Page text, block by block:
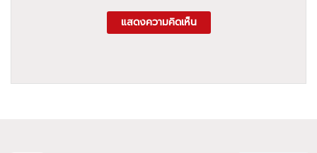
แสดงความคิดเห็น